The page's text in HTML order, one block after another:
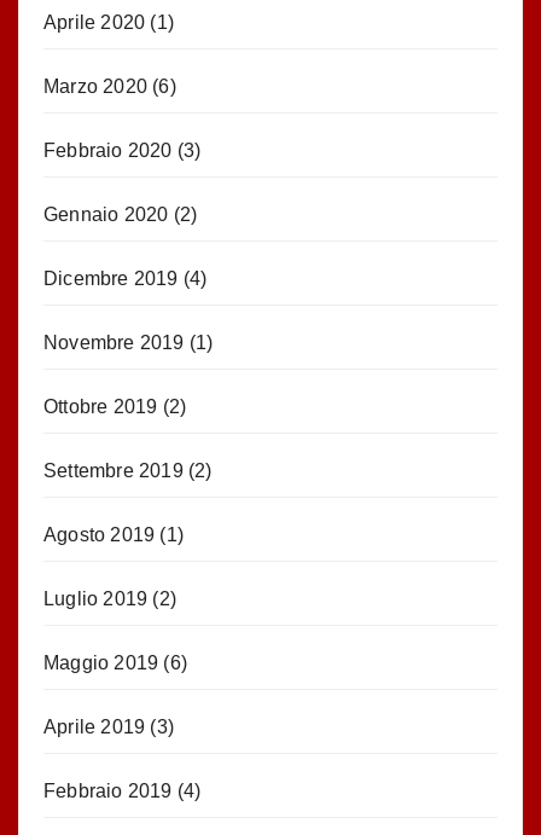
Aprile 2020 (1)
Marzo 2020 (6)
Febbraio 2020 (3)
Gennaio 2020 (2)
Dicembre 2019 (4)
Novembre 2019 (1)
Ottobre 2019 (2)
Settembre 2019(2)
Agosto 2019 (1)
Luglio 2019 (2)
Maggio 2019 (6)
Aprile 2019 (3)
Febbraio 2019 (4)